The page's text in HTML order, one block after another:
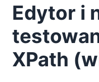
07
09
Nowy edytor
debugowania
Edytor i
XPath